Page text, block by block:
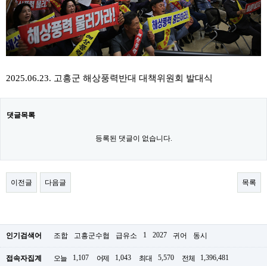
2025.06.23. 고흥군 해상풍력반대 대책위원회 발대식
댓글목록
등록된 댓글이 없습니다.
이전글 다음글 목록
인기검색어 조합 고흥군수협 급유소 1 2027 귀어 동시
접속자집계 오늘 1,107 어제 1,043 최대 5,570 전체 1,396,481